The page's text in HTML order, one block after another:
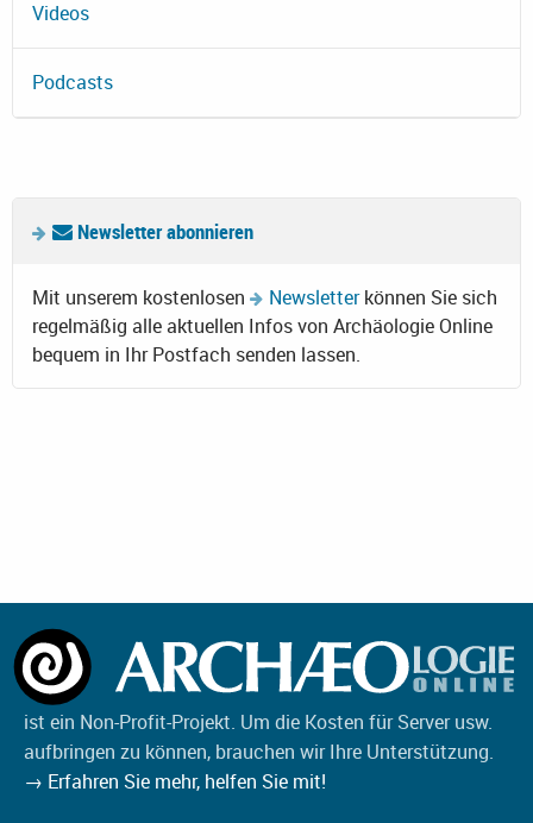
Videos
Podcasts
Newsletter abonnieren
Mit unserem kostenlosen Newsletterkönnen Sie sich
regelmäßig alle aktuellen Infos von Archäologie Online
bequem in Ihr Postfach senden lassen.
ist ein Non-Profit-Projekt. Um die Kosten für Server usw.
aufbringen zu können, brauchen wir Ihre Unterstützung.
→ Erfahren Sie mehr, helfen Sie mit!